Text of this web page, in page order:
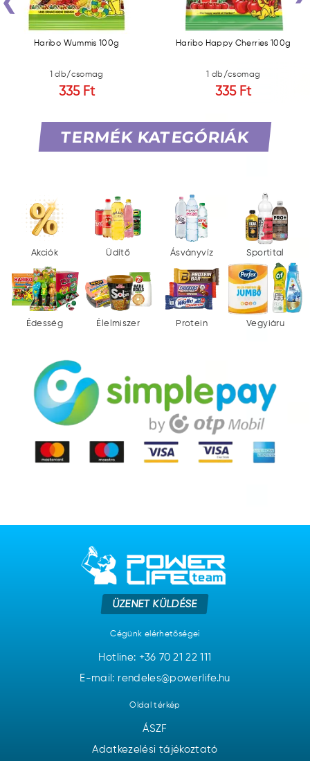
Haribo Wummis 100g
1 db/csomag
335 Ft
Haribo Happy Cherries 100g
1 db/csomag
335 Ft
TERMÉK KATEGÓRIÁK
Akciók Üdítő Ásványvíz Sportital
Édesség Élelmiszer Protein Vegyiáru
ÜZENET KÜLDÉSE
Cégünk elérhetőségei
Hotline: +36 70 21 22 111
E-mail: rendeles@powerlife.hu
Oldal térkép
ÁSZF
Adatkezelési tájékoztató